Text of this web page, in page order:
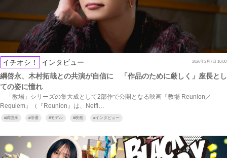
イチオシ！ インタビュー 2026年2月7日 10:00
綱啓永、木村拓哉との共演が自信に 「作品のために厳しく」座長とし
ての姿に憧れ
「教場」シリーズの集大成として2部作で公開となる映画『教場 Reunion／
Requiem』（『Reunion』は、Netfl…
#綱啓永 #俳優 #モデル #映画 #インタビュー